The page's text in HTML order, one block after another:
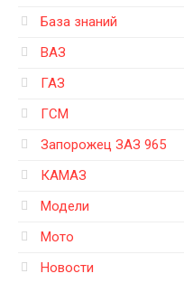
База знаний
ВАЗ
ГАЗ
ГСМ
Запорожец ЗАЗ 965
КАМАЗ
Модели
Мото
Новости